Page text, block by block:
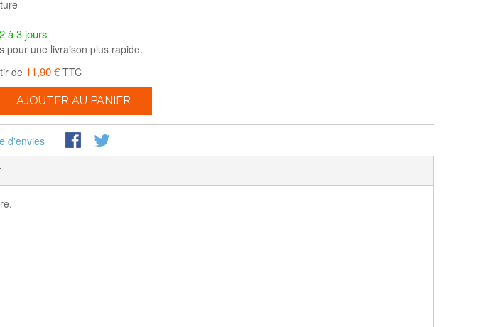
à 3 jours
pour une livraison plus rapide.
de 11,90 € TTC
AJOUTER AU PANIER
d'envies